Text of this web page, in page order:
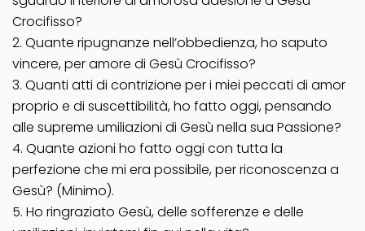
Crocifisso?
2. Quante ripugnanze nell’obbedienza, ho saputo
vincere, per amore di Gesù Crocifisso?
3. Quanti atti di contrizione per i miei peccati di amor
proprio e di suscettibilità, ho fatto oggi, pensando
alle supreme umiliazioni di Gesù nella sua Passione?
4. Quante azioni ho fatto oggi con tutta la
perfezione che mi era possibile, per riconoscenza a
Gesù? (Minimo).
5. Ho ringraziato Gesù, delle sofferenze e delle